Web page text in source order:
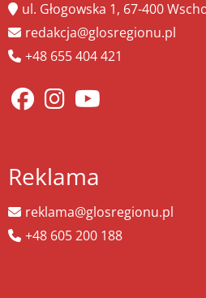
ul. Głogowska 1, 67-400
redakcja@glosregionu.pl
+48 655 404 421
Reklama
reklama@glosregionu.pl
+48 605 200 188